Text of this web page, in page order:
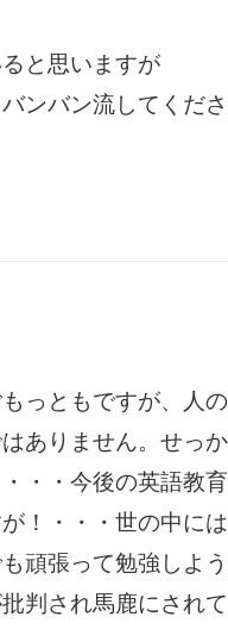
と思いますが
ンバン流してくだ
っともですが、人
ありません。せっ
・・今後の英語教
！・・・世の中に
頑張って勉強しよ
判され馬鹿にされ